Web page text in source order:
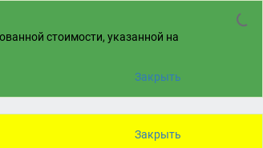
стоимости, указанной на
Закрыть
Закрыть